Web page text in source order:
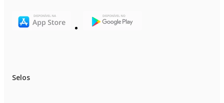
Selos